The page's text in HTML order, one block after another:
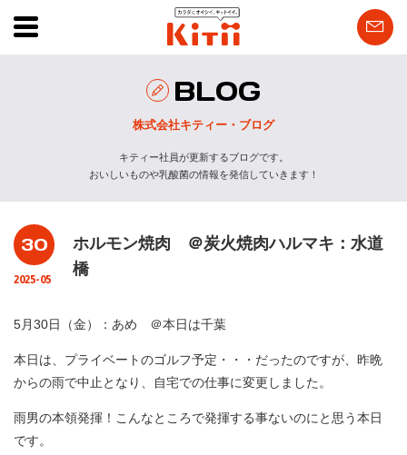
BLOG
株式会社キティー・ブログ
キティー社員が更新するブログです。
おいしいものや乳酸菌の情報を発信していきます！
30
2025-05
ホルモン焼肉 ＠炭火焼肉ハルマキ：水道
橋
5月30日（金）：あめ ＠本日は千葉
本日は、プライベートのゴルフ予定・・・だったのですが、昨晩
からの雨で中止となり、自宅での仕事に変更しました。
雨男の本領発揮！こんなところで発揮する事ないのにと思う本日
です。